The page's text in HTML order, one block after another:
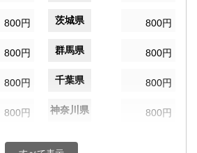
800円 茨城県 800円
800円 群馬県 800円
800円 千葉県 800円
800円 神奈川県 800円
800円 富山県